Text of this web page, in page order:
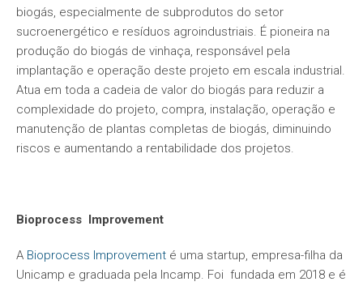
biogás, especialmente de subprodutos do setor
sucroenergético e resíduos agroindustriais. É pioneira na
produção do biogás de vinhaça, responsável pela
implantação e operação deste projeto em escala industrial.
Atua em toda a cadeia de valor do biogás para reduzir a
complexidade do projeto, compra, instalação, operação e
manutenção de plantas completas de biogás, diminuindo
riscos e aumentando a rentabilidade dos projetos.
Bioprocess Improvement
A Bioprocess Improvement é uma startup, empresa-filha da
Unicamp e graduada pela Incamp. Foi fundada em 2018 e é